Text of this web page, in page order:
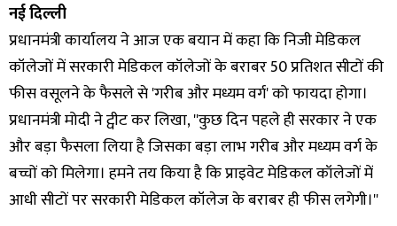
नई दिल्ली
प्रधानमंत्री कार्यालय ने आज एक बयान में कहा कि निजी मेडिकल
कॉलेजों में सरकारी मेडिकल कॉलेजों के बराबर 50 प्रतिशत सीटों की
फीस वसूलने के फैसले से 'गरीब और मध्यम वर्ग' को फायदा होगा।
प्रधानमंत्री मोदी ने ट्वीट कर लिखा, ''कुछ दिन पहले ही सरकार ने एक
और बड़ा फैसला लिया है जिसका बड़ा लाभ गरीब और मध्यम वर्ग के
बच्चों को मिलेगा। हमने तय किया है कि प्राइवेट मेडिकल कॉलेजों में
आधी सीटों पर सरकारी मेडिकल कॉलेज के बराबर ही फीस लगेगी।''